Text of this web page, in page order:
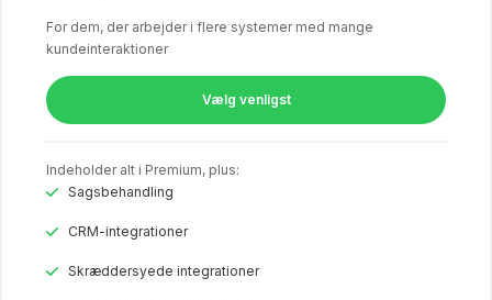
For dem, der arbejder i flere systemer med mange
kundeinteraktioner
Vælg venligst
Indeholder alt i Premium, plus:
Sagsbehandling
CRM-integrationer
Skræddersyede integrationer